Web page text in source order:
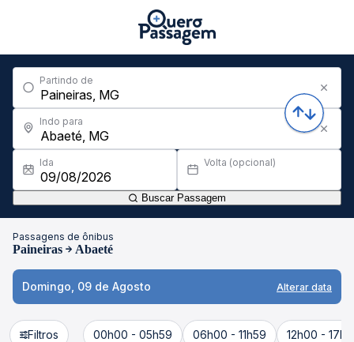
Partindo de
Indo para
Ida Volta (opcional)
Buscar Passagem
Passagens de ônibus
Paineiras Abaeté
Domingo, 09 de Agosto Alterar data
Filtros 00h00 - 05h59 06h00 - 11h59 12h00 -